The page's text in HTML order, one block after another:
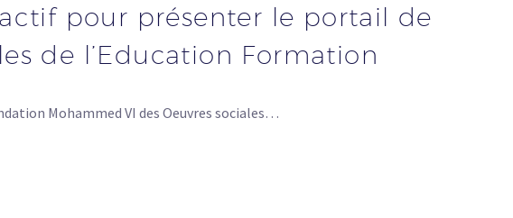
pour présenter le portail de
de l’Education Formation
Mohammed VI des Oeuvres sociales…